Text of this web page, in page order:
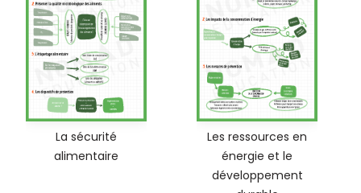
La sécurité
alimentaire
Les ressources en
énergie et le
développement